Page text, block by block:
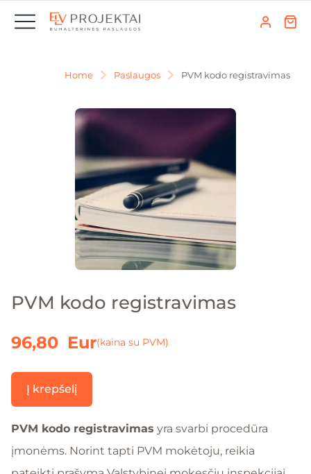
You are here:
Home Paslaugos PVM kodo registravimas
PVM kodo registravimas
96,80 Eur(kaina su PVM)
Į krepšelį
PVM kodo registravimas yra svarbi procedūra
įmonėms. Norint tapti PVM mokėtoju, reikia